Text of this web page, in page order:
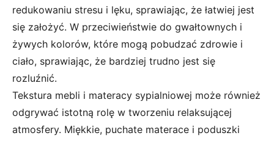
redukowaniu stresu i lęku, sprawiając, że łatwiej jest
się założyć. W przeciwieństwie do gwałtownych i
żywych kolorów, które mogą pobudzać zdrowie i
ciało, sprawiając, że bardziej trudno jest się
rozluźnić.
Tekstura mebli i materacy sypialniowej może również
odgrywać istotną rolę w tworzeniu relaksującej
atmosfery. Miękkie, puchate materace i poduszki